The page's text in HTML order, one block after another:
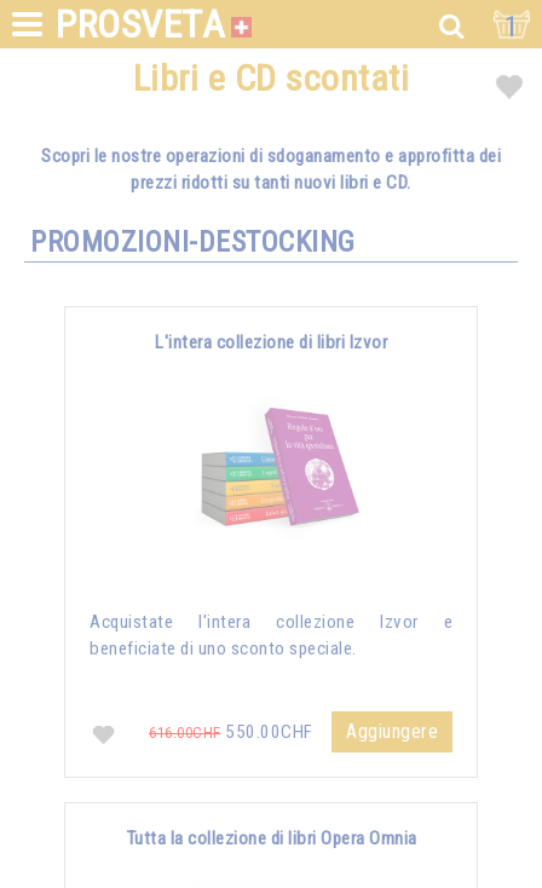
PROSVETA 1
Libri e CD scontati
Scopri le nostre operazioni di sdoganamento e approfitta dei
prezzi ridotti su tanti nuovi libri e CD.
PROMOZIONI-DESTOCKING
L'intera collezione di libri Izvor
Acquistate l'intera collezione Izvor e
beneficiate di uno sconto speciale.
616.00CHF550.00CHF Aggiungere
Tutta la collezione di libri Opera Omnia